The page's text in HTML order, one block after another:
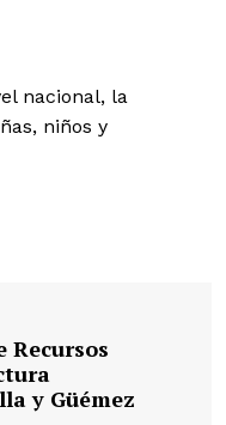
nacional, la
niños y
Recursos
y Güémez